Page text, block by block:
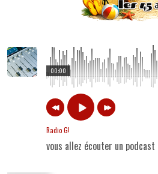
00:00
Radio G!
vous allez écouter un